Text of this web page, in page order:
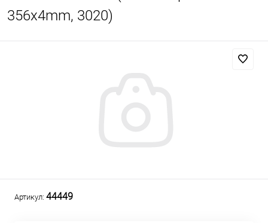
356х4mm, 3020)
Артикул: 44449